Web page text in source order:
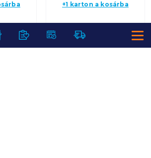
+1 karton a kosárba